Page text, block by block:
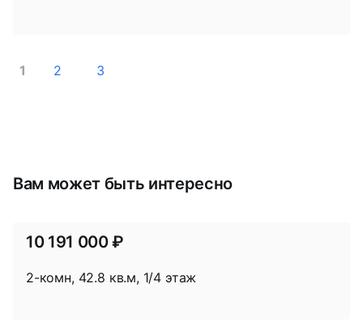
1 2 3
Вам может быть интересно
10 191 000 ₽
2-комн, 42.8 кв.м, 1/4 этаж